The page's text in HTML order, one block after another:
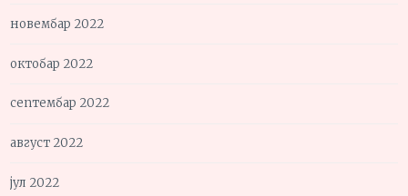
новембар 2022
октобар 2022
септембар 2022
август 2022
јул 2022